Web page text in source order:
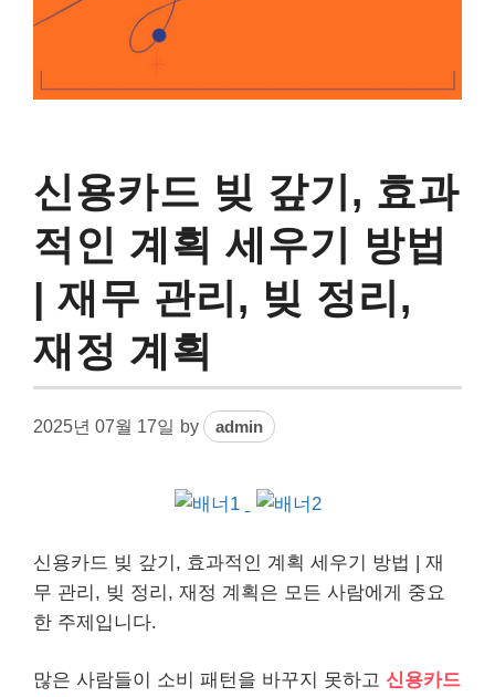
신용카드 빚 갚기, 효과
적인 계획 세우기 방법
| 재무 관리, 빚 정리,
재정 계획
2025년 07월 17일 by admin
신용카드 빚 갚기, 효과적인 계획 세우기 방법 | 재
무 관리, 빚 정리, 재정 계획은 모든 사람에게 중요
한 주제입니다.
많은 사람들이 소비 패턴을 바꾸지 못하고 신용카드